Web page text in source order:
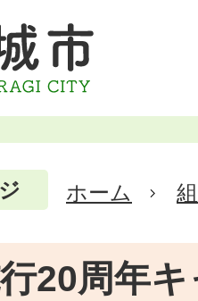
ホーム
20周年